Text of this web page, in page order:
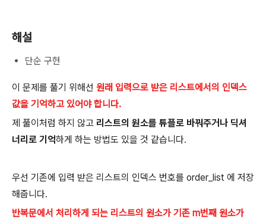
해설
단순 구현
이 문제를 풀기 위해선 원래 입력으로 받은 리스트에서의 인덱스
값을 기억하고 있어야 합니다.
제 풀이처럼 하지 않고 리스트의 원소를 튜플로 바꿔주거나 딕셔
너리로 기억하게 하는 방법도 있을 것 같습니다.
우선 기존에 입력 받은 리스트의 인덱스 번호를 order_list 에 저장
해줍니다.
반복문에서 처리하게 되는 리스트의 원소가 기존 m번째 원소가